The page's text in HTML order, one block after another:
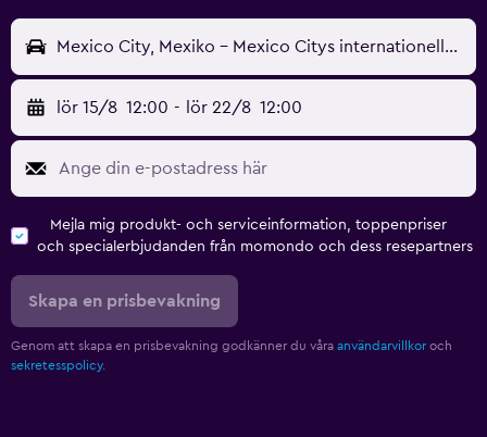
Mexico City, Mexiko - Mexico Citys internationella (MEX)
lör 15/8 12:00 - lör 22/8 12:00
Mejla mig produkt- och serviceinformation, toppenpriser
och specialerbjudanden från momondo och dess resepartners
Skapa en prisbevakning
Genom att skapa en prisbevakning godkänner du våra användarvillkor och
sekretesspolicy.